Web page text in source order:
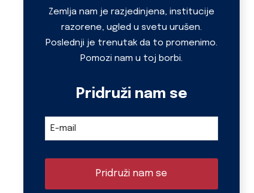
Zemlja nam je razjedinjena, institucije
razorene, ugled u svetu urušen.
Poslednji je trenutak da to promenimo.
Pomozi nam u toj borbi.
Pridruži nam se
Address *
E-mail
Pridruži nam se